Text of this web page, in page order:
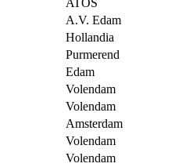
ATOS
A.V. Edam
Hollandia
Purmerend
Edam
Volendam
Volendam
Amsterdam
Volendam
Volendam